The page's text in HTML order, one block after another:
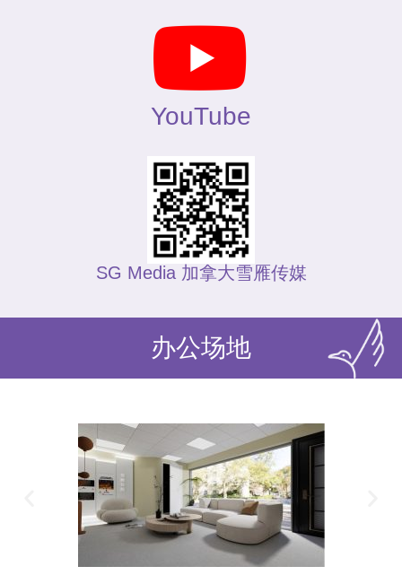
YouTube
SG Media 加拿大雪雁传媒
办公场地